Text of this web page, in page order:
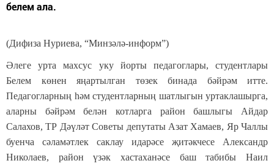
белем ала.
(Дифиза Нуриева, “Минзәлә-информ”)
Әлеге урта махсус уку йорты педагоглары, студентлары
Белем көнен яңартылган төзек бинада бәйрәм итте.
Педагогларның һәм студентларның шатлыгын уртаклашырга,
аларны бәйрәм белән котларга район башлыгы Айдар
Салахов, ТР Дәүләт Советы депутаты Азат Хамаев, Яр Чаллы
буенча сәламәтлек саклау идарәсе җитәкчесе Александр
Николаев, район үзәк хастаханәсе баш табибы Наил